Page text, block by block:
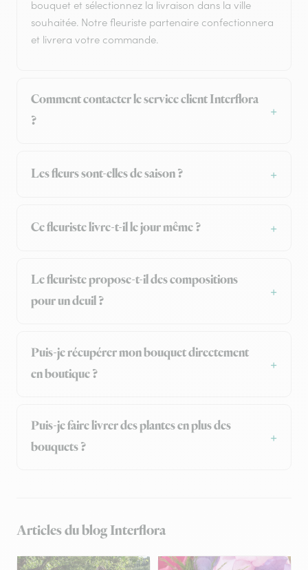
bouquet et sélectionnez la livraison dans la ville
souhaitée. Notre fleuriste partenaire confectionnera
et livrera votre commande.
Comment contacter le service client Interflora
?
Les fleurs sont-elles de saison ?
Ce fleuriste livre-t-il le jour même ?
Le fleuriste propose-t-il des compositions
pour un deuil ?
Puis-je récupérer mon bouquet directement
en boutique ?
Puis-je faire livrer des plantes en plus des
bouquets ?
Articles du blog Interflora